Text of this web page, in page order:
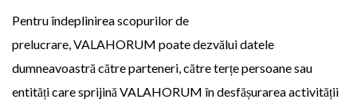
Pentru îndeplinirea scopurilor de
prelucrare, VALAHORUM poate dezvălui datele
dumneavoastră către parteneri, către terțe persoane sau
entități care sprijină VALAHORUM în desfășurarea activității